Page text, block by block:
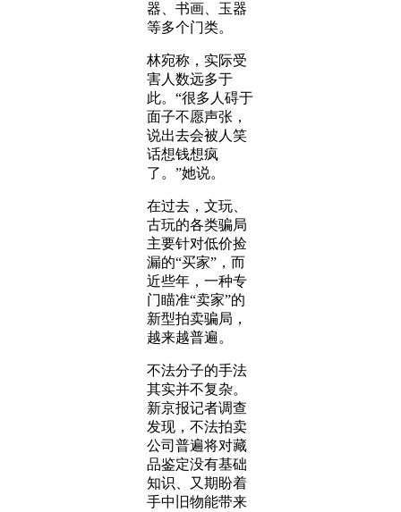
器、书画、玉器
等多个门类。
林宛称，实际受
害人数远多于
此。“很多人碍于
面子不愿声张，
说出去会被人笑
话想钱想疯
了。”她说。
在过去，文玩、
古玩的各类骗局
主要针对低价捡
漏的“买家”，而
近些年，一种专
门瞄准“卖家”的
新型拍卖骗局，
越来越普遍。
不法分子的手法
其实并不复杂。
新京报记者调查
发现，不法拍卖
公司普遍将对藏
品鉴定没有基础
知识、又期盼着
手中旧物能带来